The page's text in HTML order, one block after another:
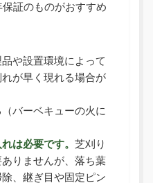
証のものがおすすめ
や設置環境によって
が早く現れる場合が
バーベキューの火に
は必要です。 芝刈り
りませんが、落ち葉
、継ぎ目や固定ピン